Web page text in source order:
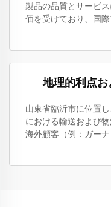
製品の品質とサービ
価を受けており、国
地理的利点
山東省臨沂市に位置
における輸送および
海外顧客（例：ガー